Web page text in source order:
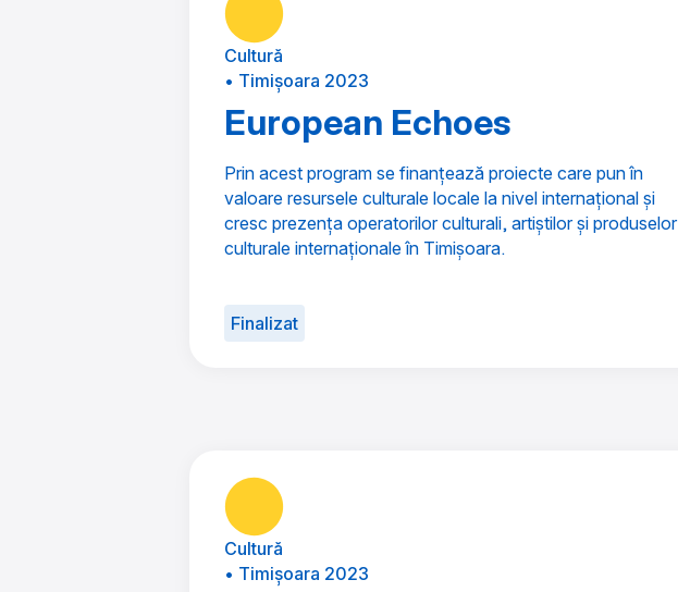
Cultură
• Timișoara 2023
European Echoes
Prin acest program se finanțează proiecte care pun în
valoare resursele culturale locale la nivel internațional și
cresc prezența operatorilor culturali, artiștilor și produselor
culturale internaționale în Timișoara.
Finalizat
Cultură
• Timișoara 2023